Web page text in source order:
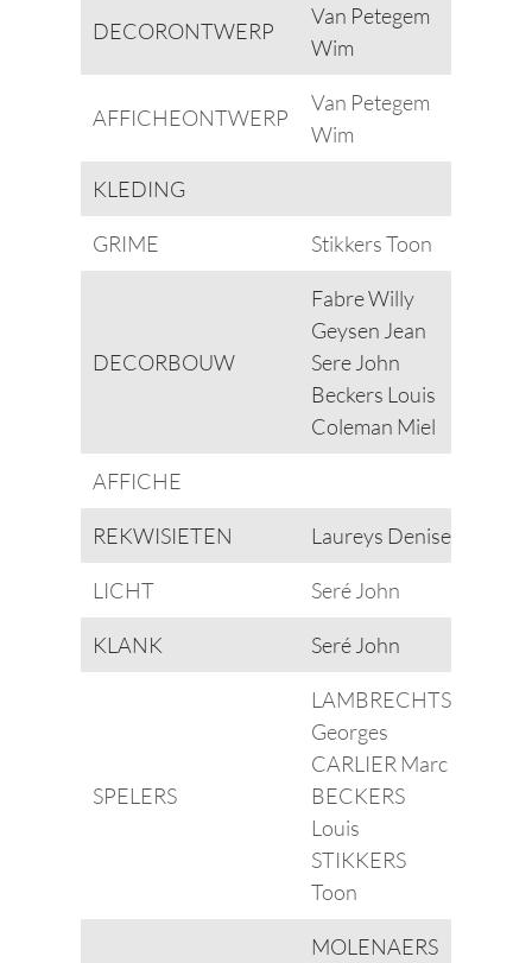
DECORONTWERP
Van Petegem
Wim
AFFICHEONTWERP
Van Petegem
Wim
KLEDING
GRIME Stikkers Toon
DECORBOUW
Fabre Willy
Geysen Jean
Sere John
Beckers Louis
Coleman Miel
AFFICHE
REKWISIETEN Laureys Denise
LICHT Seré John
KLANK Seré John
SPELERS
LAMBRECHTS
Georges
CARLIER Marc
BECKERS
Louis
STIKKERS
Toon
MOLENAERS